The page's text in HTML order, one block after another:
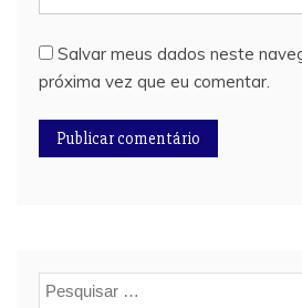
Salvar meus dados neste
próxima vez que eu comentar.
Pesquisar